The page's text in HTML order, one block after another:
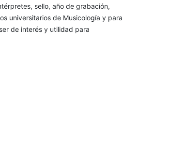
sello, año de grabación,
universitarios de Musicología y para
de interés y utilidad para